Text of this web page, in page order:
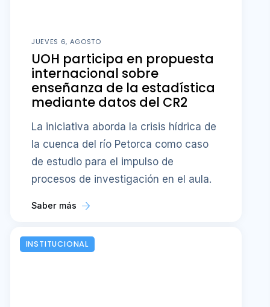
JUEVES 6, AGOSTO
UOH participa en propuesta
internacional sobre
enseñanza de la estadística
mediante datos del CR2
La iniciativa aborda la crisis hídrica de
la cuenca del río Petorca como caso
de estudio para el impulso de
procesos de investigación en el aula.
Saber más
INSTITUCIONAL